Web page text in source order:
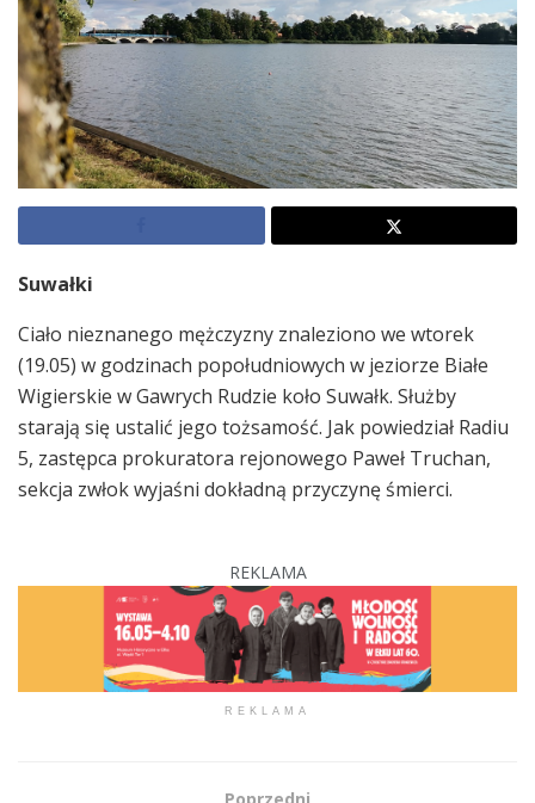
Suwałki
Ciało nieznanego mężczyzny znaleziono we wtorek
(19.05) w godzinach popołudniowych w jeziorze Białe
Wigierskie w Gawrych Rudzie koło Suwałk. Służby
starają się ustalić jego tożsamość. Jak powiedział Radiu
5, zastępca prokuratora rejonowego Paweł Truchan,
sekcja zwłok wyjaśni dokładną przyczynę śmierci.
REKLAMA
REKLAMA